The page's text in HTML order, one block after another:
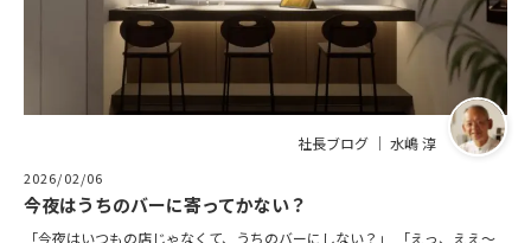
社長ブログ ｜ 水嶋 淳
2026/02/06
今夜はうちのバーに寄ってかない？
「今夜はいつもの店じゃなくて、うちのバーにしない？」 「えっ、ええ～